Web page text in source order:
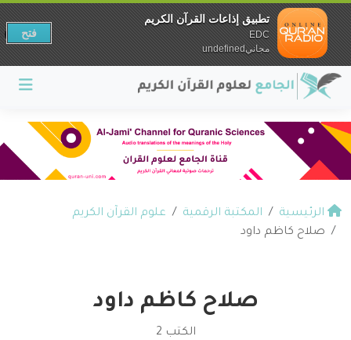
الرئيسية المكتبة الرقمية
علوم القرآن الكريم
صلاح كاظم داود
صلاح كاظم داود
الكتب 2
تطبيق إذاعات القرآن الكريم
EDC
مجانيundefined
فتح